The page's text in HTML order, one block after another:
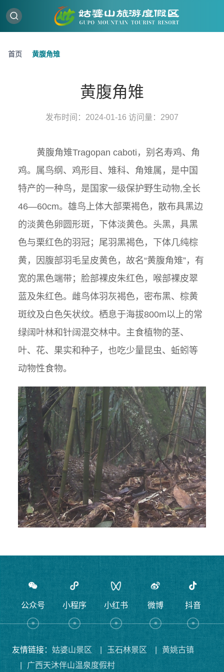
首页 黄腹角雉
黄腹角雉
发布时间：2024-01-16 访问量：2907
黄腹角雉Tragopan caboti，别名寿鸡、角
鸡。属鸟纲、鸡形目、雉科、角雉属，是中国
特产的一种鸟，是国家一级保护野生动物,全长
46—60cm。雄鸟上体大部栗褐色，散布具黑边
的淡黄色卵圆形斑，下体淡黄色。头黑，具黑
色与栗红色的羽冠；尾羽黑褐色，下体几纯棕
黄，因腹部羽毛呈皮黄色，故名“黄腹角雉”，有
宽的黑色端带；脸部裸皮朱红色，喉部裸皮翠
蓝及朱红色。雌鸟体羽灰褐色，密布黑、棕黄
斑纹及白色矢状纹。栖息于海拔800m以上的常
绿阔叶林和针阔混交林中。主食植物的茎、
叶、花、果实和种子，也吃少量昆虫、蚯蚓等
动物性食物。
公众号 小程序 小红书 微博 抖音
友情链接： 姑婆山景区 玉石林景区
黄姚古镇
广西天沐伴山温泉度假村